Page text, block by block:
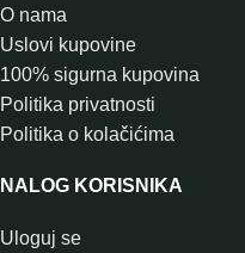
O nama
Uslovi kupovine
100% sigurna kupovina
Politika privatnosti
Politika o kolačićima
NALOG KORISNIKA
Uloguj se